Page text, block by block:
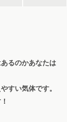
るのかあなたは
すい気体です。